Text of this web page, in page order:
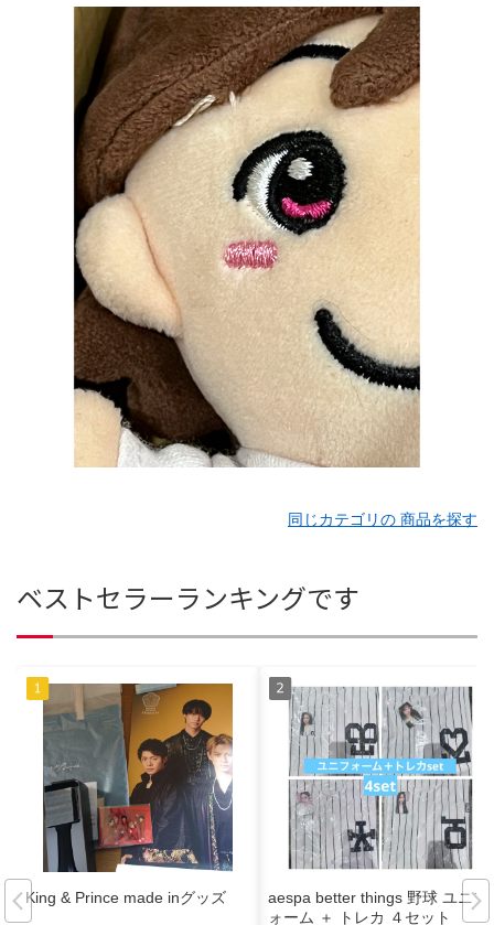
同じカテゴリの 商品を探す
ベストセラーランキングです
King & Prince made inグッズ
aespa better things 野球 ユニフ
ォーム ＋ トレカ ４セット